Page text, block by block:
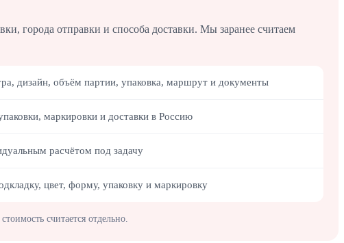
города отправки и способа доставки. Мы заранее считаем
дизайн, объём партии, упаковка, маршрут и документы
маркировки и доставки в Россию
расчётом под задачу
цвет, форму, упаковку и маркировку
считается отдельно.